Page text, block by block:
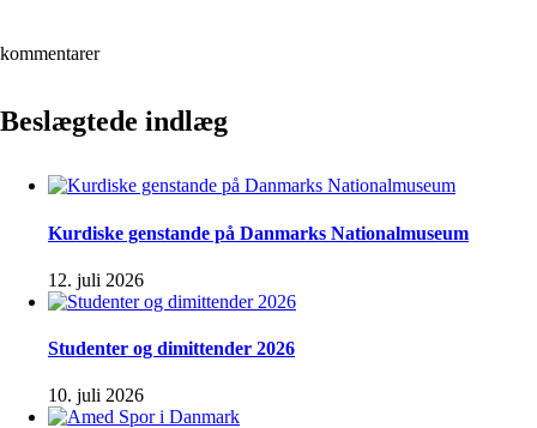
kommentarer
Beslægtede indlæg
Kurdiske genstande på Danmarks Nationalmuseum
12. juli 2026
Studenter og dimittender 2026
10. juli 2026